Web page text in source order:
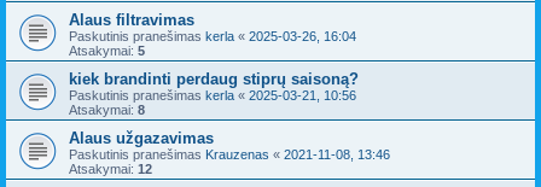
Alaus filtravimas
Paskutinis pranešimas kerla « 2025-03-26, 16:04
Atsakymai: 5
kiek brandinti perdaug stiprų saisoną?
Paskutinis pranešimas kerla « 2025-03-21, 10:56
Atsakymai: 8
Alaus užgazavimas
Paskutinis pranešimas Krauzenas « 2021-11-08, 13:46
Atsakymai: 12